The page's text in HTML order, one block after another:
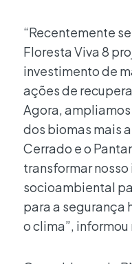
“Recentemente
Floresta Viva 8
investimento de
ações de
Agora,
dos biomas mais
Cerrado e o
transformar
socioambiental
para a segurança
o clima”,